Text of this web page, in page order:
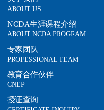
ABOUT US
NCDA生涯课程介绍
ABOUT NCDA PROGRAM
专家团队
PROFESSIONAL TEAM
教育合作伙伴
CNEP
授证查询